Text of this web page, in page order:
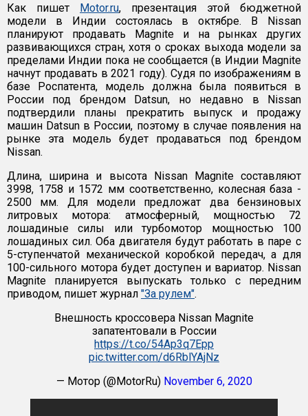
Как пишет Motor.ru, презентация этой бюджетной
модели в Индии состоялась в октябре. В Nissan
планируют продавать Magnite и на рынках других
развивающихся стран, хотя о сроках выхода модели за
пределами Индии пока не сообщается (в Индии Magnite
начнут продавать в 2021 году). Судя по изображениям в
базе Роспатента, модель должна была появиться в
России под брендом Datsun, но недавно в Nissan
подтвердили планы прекратить выпуск и продажу
машин Datsun в России, поэтому в случае появления на
рынке эта модель будет продаваться под брендом
Nissan.
Длина, ширина и высота Nissan Magnite составляют
3998, 1758 и 1572 мм соответственно, колесная база -
2500 мм. Для модели предложат два бензиновых
литровых мотора: атмосферный, мощностью 72
лошадиные силы или турбомотор мощностью 100
лошадиных сил. Оба двигателя будут работать в паре с
5-ступенчатой механической коробкой передач, а для
100-сильного мотора будет доступен и вариатор. Nissan
Magnite планируется выпускать только с передним
приводом, пишет журнал "За рулем".
Внешность кроссовера Nissan Magnite
запатентовали в России
https://t.co/54Ap3q7Epp
pic.twitter.com/d6RblYAjNz
— Мотор (@MotorRu) November 6, 2020